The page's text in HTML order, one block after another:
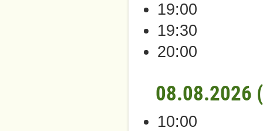
19:00
19:30
20:00
08.08.2026
10:00